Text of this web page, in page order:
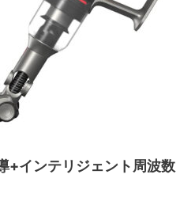
+インテリジェント周波数